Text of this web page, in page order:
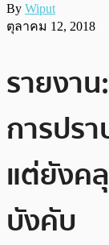
By Wiput
ตุลาคม 12, 2018
รายงาน
การปร
แต่ยังค
บังคับ